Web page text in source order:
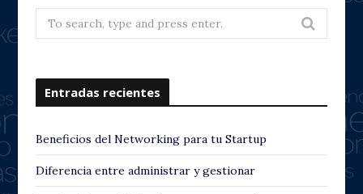
Search
for:
Entradas recientes
Beneficios del Networking para tu Startup
Diferencia entre administrar y gestionar